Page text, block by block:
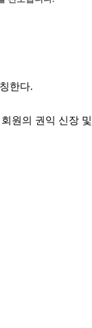
한다.
원의 권익 신장